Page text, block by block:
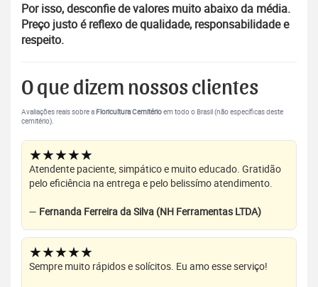
Por isso, desconfie de valores muito abaixo da média.
Preço justo é reflexo de qualidade, responsabilidade e
respeito.
O que dizem nossos clientes
Avaliações reais sobre a Floricultura Cemitérioem todo o Brasil (não específicas deste
cemitério).
★★★★★
Atendente paciente, simpático e muito educado. Gratidão
pelo eficiência na entrega e pelo belissímo atendimento.
— Fernanda Ferreira da Silva (NH Ferramentas LTDA)
★★★★★
Sempre muito rápidos e solícitos. Eu amo esse serviço!